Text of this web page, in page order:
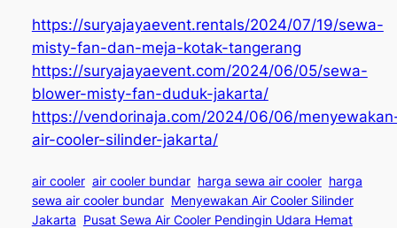
https://suryajayaevent.rentals/2024/07/19/sewa-
misty-fan-dan-meja-kotak-tangerang
https://suryajayaevent.com/2024/06/05/sewa-
blower-misty-fan-duduk-jakarta/
https://vendorinaja.com/2024/06/06/
air-cooler-silinder-jakarta/
air cooler air cooler bundar harga sewa air cooler harga
sewa air cooler bundar Menyewakan Air Cooler Silinder
Jakarta Pusat Sewa Air Cooler Pendingin Udara Hemat